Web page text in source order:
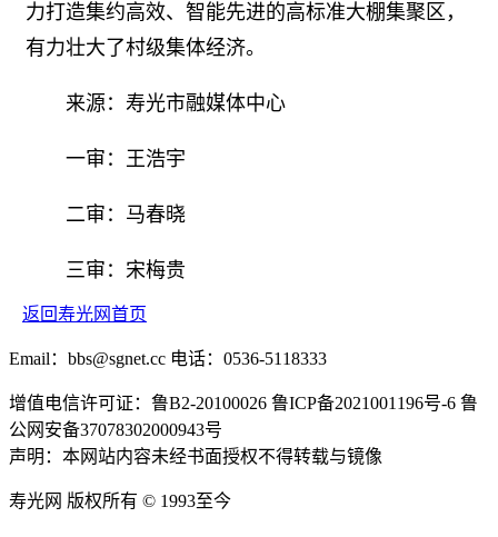
力打造集约高效、智能先进的高标准大棚集聚区，
有力壮大了村级集体经济。
来源：寿光市融媒体中心
一审：王浩宇
二审：马春晓
三审：宋梅贵
返回寿光网首页
Email：bbs@sgnet.cc 电话：0536-5118333
增值电信许可证：鲁B2-20100026 鲁ICP备2021001196号-6 鲁
公网安备37078302000943号
声明：本网站内容未经书面授权不得转载与镜像
寿光网 版权所有 © 1993至今